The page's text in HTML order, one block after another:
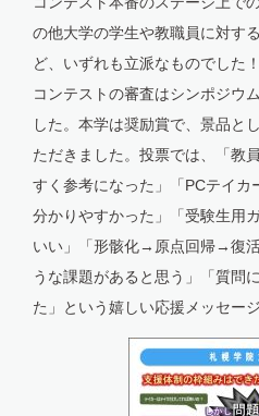
の他大学の学生や教職員に対す
ど、いずれも立派なものでした
コンテストの審査はシンポジウ
した。本学は奨励賞で、景品と
ただきました。投票では、「教
すく参考になった」「PCテイ
分かりやすかった」「受験生用
いい」「形骸化→原点回帰→復
うな課題があると思う」「質問
た」という嬉しい応援メッセー